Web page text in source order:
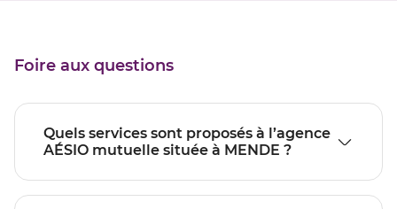
Foire aux questions
Quels services sont proposés à l’agence
AÉSIO mutuelle située à MENDE ?